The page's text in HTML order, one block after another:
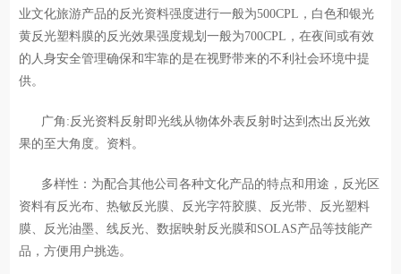
业文化旅游产品的反光资料强度进行一般为500CPL，白色和银光
黄反光塑料膜的反光效果强度规划一般为700CPL，在夜间或有效
的人身安全管理确保和牢靠的是在视野带来的不利社会环境中提
供。
广角:反光资料反射即光线从物体外表反射时达到杰出反光效
果的至大角度。资料。
多样性：为配合其他公司各种文化产品的特点和用途，反光区
资料有反光布、热敏反光膜、反光字符胶膜、反光带、反光塑料
膜、反光油墨、线反光、数据映射反光膜和SOLAS产品等技能产
品，方便用户挑选。